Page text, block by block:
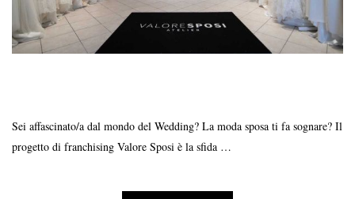
Sei affascinato/a dal mondo del Wedding? La moda sposa ti fa sognare? Il
progetto di franchising Valore Sposi è la sfida …